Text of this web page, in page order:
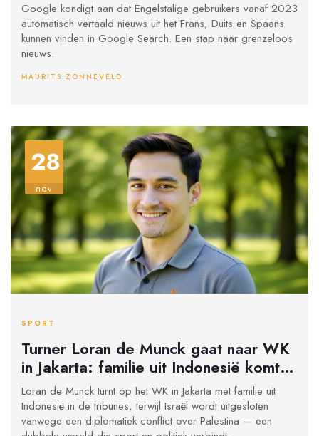
Google kondigt aan dat Engelstalige gebruikers vanaf 2023
automatisch vertaald nieuws uit het Frans, Duits en Spaans
kunnen vinden in Google Search. Een stap naar grenzeloos
nieuws.
MAURITS ZONNEVELD
28
nov
SPORT
Turner Loran de Munck gaat naar WK
in Jakarta: familie uit Indonesië komt
kijken
Loran de Munck turnt op het WK in Jakarta met familie uit
Indonesië in de tribunes, terwijl Israël wordt uitgesloten
vanwege een diplomatiek conflict over Palestina — een